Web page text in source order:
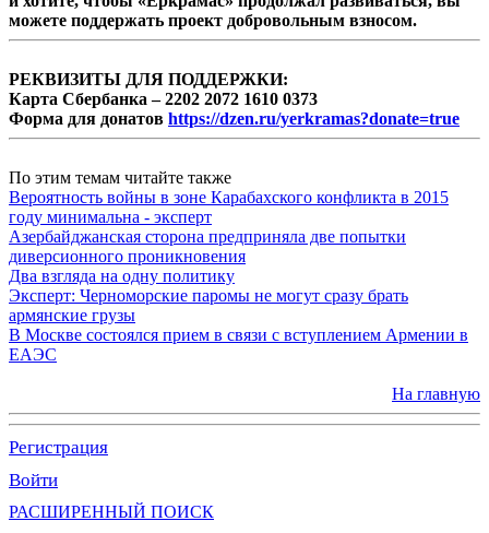
можете поддержать проект добровольным взносом.
РЕКВИЗИТЫ ДЛЯ ПОДДЕРЖКИ:
Карта Сбербанка – 2202 2072 1610 0373
Форма для донатов https://dzen.ru/yerkramas?donate=true
По этим темам читайте также
Вероятность войны в зоне Карабахского конфликта в 2015
году минимальна - эксперт
Азербайджанская сторона предприняла две попытки
диверсионного проникновения
Два взгляда на одну политику
Эксперт: Черноморские паромы не могут сразу брать
армянские грузы
В Москве состоялся прием в связи с вступлением Армении в
ЕАЭС
На главную
Регистрация
Войти
РАСШИРЕННЫЙ ПОИСК